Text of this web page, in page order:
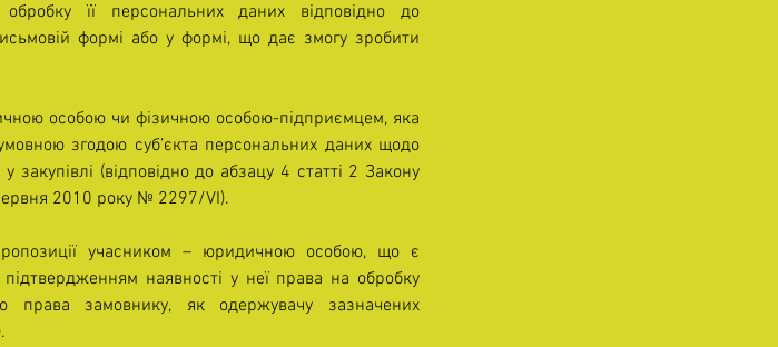
її персональних даних відповідно до
формі або у формі, що дає змогу зробити
особою чи фізичною особою-підприємцем, яка
згодою суб’єкта персональних даних щодо
закупівлі (відповідно до абзацу 4 статті 2 Закону
2010 року № 2297/VI).
учасником – юридичною особою, що є
наявності у неї права на обробку
права замовнику, як одержувачу зазначених